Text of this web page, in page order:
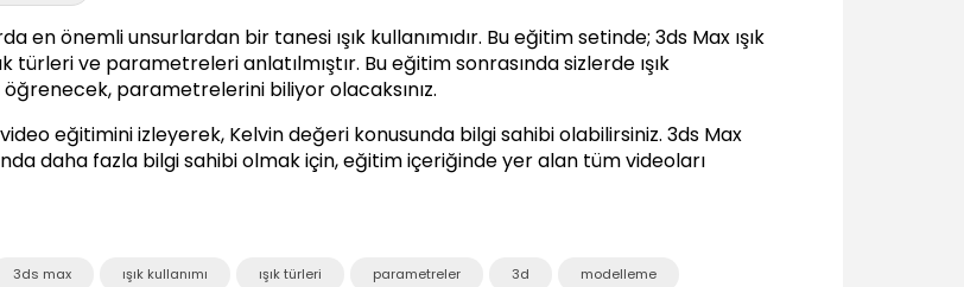
01:28
Standard Işıklar
03:32
Target Direct
en önemli unsurlardan bir tanesi ışık kullanımıdır. Bu eğitim setinde; 3ds Max ışık
türleri ve parametreleri anlatılmıştır. Bu eğitim sonrasında sizlerde ışık
öğrenecek, parametrelerini biliyor olacaksınız.
eğitimini izleyerek, Kelvin değeri konusunda bilgi sahibi olabilirsiniz. 3ds Max
daha fazla bilgi sahibi olmak için, eğitim içeriğinde yer alan tüm videoları
3ds max ışık kullanımı ışık türleri parametreler 3d modelleme